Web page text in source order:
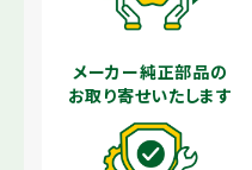
メーカー純正部品の
お取り寄せいたします